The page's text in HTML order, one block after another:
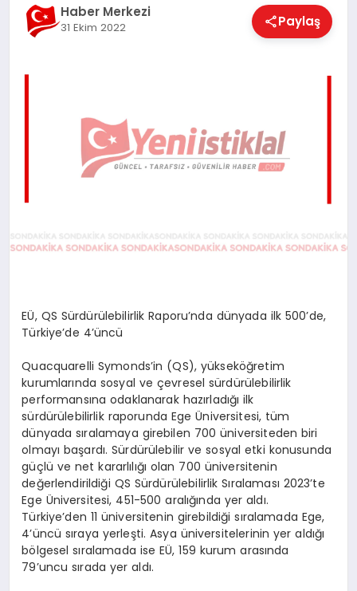
MAGAZIN
TEKNOLOJI
Haber Merkezi
31 Ekim 2022 Paylaş
EÜ, QS Sürdürülebilirlik Raporu’nda dünyada ilk 500’de,
Türkiye’de 4’üncü
Quacquarelli Symonds’in (QS), yükseköğretim
kurumlarında sosyal ve çevresel sürdürülebilirlik
performansına odaklanarak hazırladığı ilk
sürdürülebilirlik raporunda Ege Üniversitesi, tüm
dünyada sıralamaya girebilen 700 üniversiteden biri
olmayı başardı. Sürdürülebilir ve sosyal etki konusunda
güçlü ve net kararlılığı olan 700 üniversitenin
değerlendirildiği QS Sürdürülebilirlik Sıralaması 2023’te
Ege Üniversitesi, 451-500 aralığında yer aldı.
Türkiye’den 11 üniversitenin girebildiği sıralamada Ege,
4’üncü sıraya yerleşti. Asya üniversitelerinin yer aldığı
bölgesel sıralamada ise EÜ, 159 kurum arasında
79’uncu sırada yer aldı.